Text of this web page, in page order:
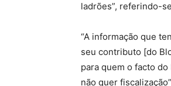
ladrões”, referindo-
“A informação que
seu contributo [do
para quem o facto
não quer